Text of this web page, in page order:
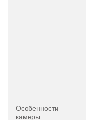
Особенности
камеры